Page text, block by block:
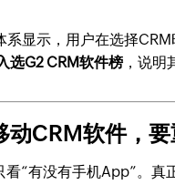
系显示，用户在选择
选G2 CRM软件榜 ，说
动CRM软件，
看“有没有手机App”。